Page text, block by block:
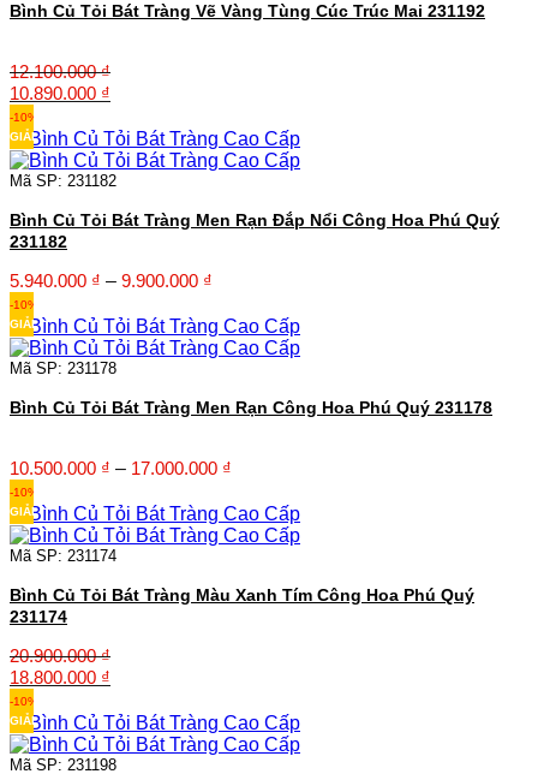
Bình Củ Tỏi Bát Tràng Vẽ Vàng Tùng Cúc Trúc Mai 231192
12.100.000₫
Giá
gốc
là:
12.100.000 ₫.
10.890.000 ₫
tại
là:
10.890.000 ₫.
-10%
GIẢM
Mã SP: 231182
Bình Củ Tỏi Bát Tràng Men Rạn Đắp Nổi Công Hoa Phú Quý
231182
5.940.000 ₫ – 9.900.000 ₫
từ
5.940.000 ₫
-10%
GIẢM
Mã SP: 231178
Bình Củ Tỏi Bát Tràng Men Rạn Công Hoa Phú Quý 231178
10.500.000 ₫ – 17.000.000 ₫
từ
10.500.000 ₫
-10%
GIẢM
Mã SP: 231174
Bình Củ Tỏi Bát Tràng Màu Xanh Tím Công Hoa Phú Quý
231174
20.900.000₫
Giá
gốc
là:
20.900.000 ₫.
18.800.000 ₫
tại
là:
18.800.000 ₫.
-10%
GIẢM
Mã SP: 231198